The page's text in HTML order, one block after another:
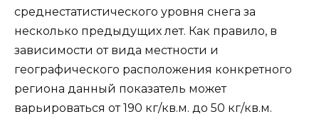
среднестатистического уровня снега за
несколько предыдущих лет. Как правило, в
зависимости от вида местности и
географического расположения конкретного
региона данный показатель может
варьироваться от 190 кг/кв.м. до 50 кг/кв.м.